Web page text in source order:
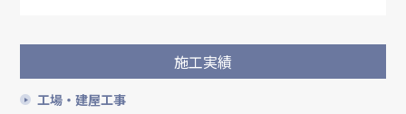
施工実績
工場・建屋工事